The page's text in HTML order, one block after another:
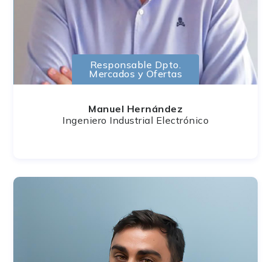
Responsable Dpto.
Mercados y Ofertas
Manuel Hernández
Ingeniero Industrial Electrónico